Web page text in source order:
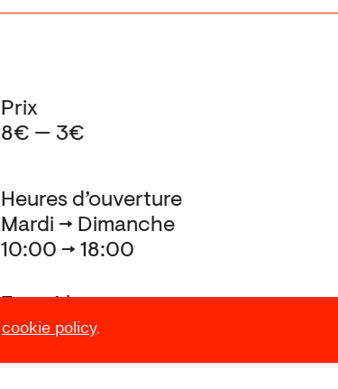
cookie policy.
Heures d’ouverture
Mardi → Dimanche
10:00 → 18:00
24.12, 25.12, 31.12, 01.01,
Prix
8€ — 3€